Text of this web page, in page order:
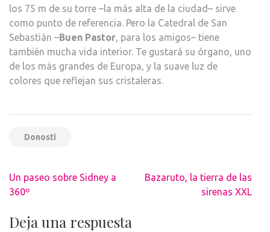
los 75 m de su torre –la más alta de la ciudad– sirve
como punto de referencia. Pero la Catedral de San
Sebastián –Buen Pastor, para los amigos– tiene
también mucha vida interior. Te gustará su órgano, uno
de los más grandes de Europa, y la suave luz de
colores que reflejan sus cristaleras.
Donosti
Navegación
de
Un paseo sobre Sidney a
360º
Bazaruto, la tierra de las
sirenas XXL
Deja una respuesta